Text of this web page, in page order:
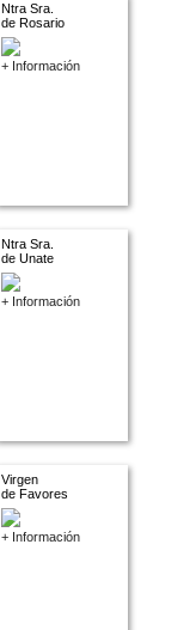
Ntra Sra.
de Rosario
+ Información
Ntra Sra.
de Unate
+ Información
Virgen
de Favores
+ Información